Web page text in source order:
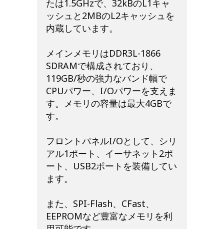
たは1.5GHzで、32kBのL1キャ
ッシュと2MBのL2キャッシュを
内蔵しています。
メインメモリはDDR3L-1866
SDRAMで構成されており、
119GB/秒の強力なバンド幅で
CPUパワー、I/Oパワーを支えま
す。メモリの容量は最大4GBで
す。
フロントパネルI/Oとして、シリ
アル1ポート、イーサネット2ポ
ート、USB2ポートを装備してい
ます。
また、SPI-Flash、CFast、
EEPROMなど豊富なメモリを利